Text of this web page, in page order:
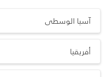
آسيا الوسطى
أفريقيا